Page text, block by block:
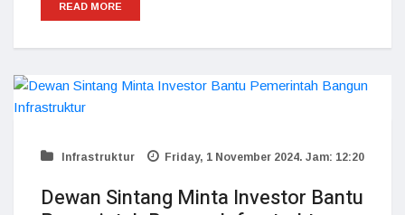
READ MORE
Infrastruktur Friday, 1 November 2024. Jam: 12:20
Dewan Sintang Minta Investor Bantu